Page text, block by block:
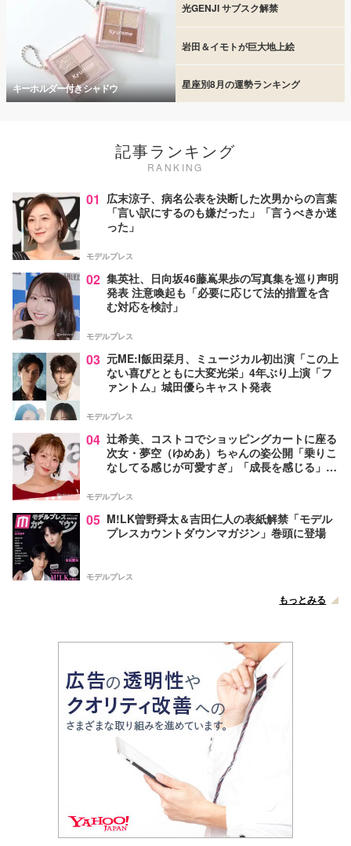
キーホルダー付きシャドウ
光GENJI サブスク解禁
岩田＆イモトが巨大地上絵
星座別8月の運勢ランキング
記事ランキング
RANKING
01 広末涼子、病名公表を決断した次男からの言葉
「言い訳にするのも嫌だった」「言うべきか迷
った」
モデルプレス
02 集英社、日向坂46藤嶌果歩の写真集を巡り声明
発表 注意喚起も「必要に応じて法的措置を含
む対応を検討」
モデルプレス
03 元ME:I飯田栞月、ミュージカル初出演「この上
ない喜びとともに大変光栄」4年ぶり上演「フ
ァントム」城田優らキャスト発表
モデルプレス
04 辻希美、コストコでショッピングカートに座る
次女・夢空（ゆめあ）ちゃんの姿公開「乗りこ
なしてる感じが可愛すぎ」「成長を感じる」の
モデルプレス
05 M!LK曽野舜太＆吉田仁人の表紙解禁「モデル
プレスカウントダウンマガジン」巻頭に登場
モデルプレス
もっとみる